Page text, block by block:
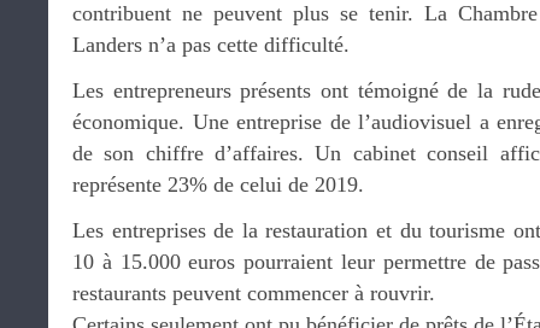
contribuent ne peuvent plus se tenir. La
Landers n’a pas cette difficulté.
Les entrepreneurs présents ont témoigné de la
économique. Une entreprise de l’audiovisuel a
de son chiffre d’affaires. Un cabinet conseil
représente 23% de celui de 2019.
Les entreprises de la restauration et du tourisme
10 à 15.000 euros pourraient leur permettre de
restaurants peuvent commencer à rouvrir.